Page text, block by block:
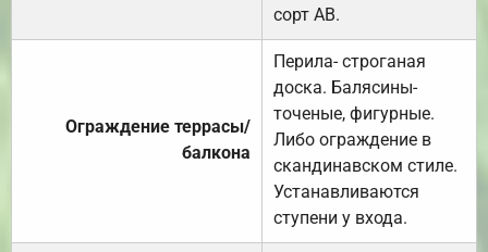
сорт АВ.
Ограждение террасы/
балкона
Перила- строганая
доска. Балясины-
точеные, фигурные.
Либо ограждение в
скандинавском стиле.
Устанавливаются
ступени у входа.